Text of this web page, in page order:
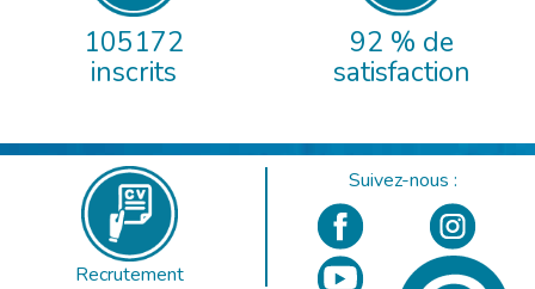
105172
inscrits
92 % de
satisfaction
Recrutement
Suivez-nous :